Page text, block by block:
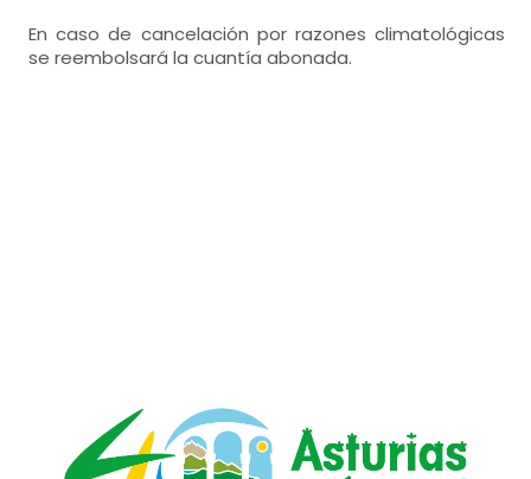
En caso de cancelación por razones climatológicas
se reembolsará la cuantía abonada.